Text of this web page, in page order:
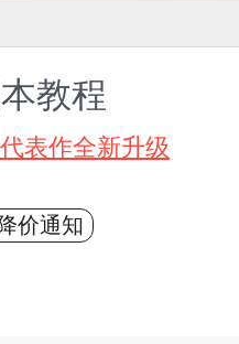
教程
表作全新升级
价通知